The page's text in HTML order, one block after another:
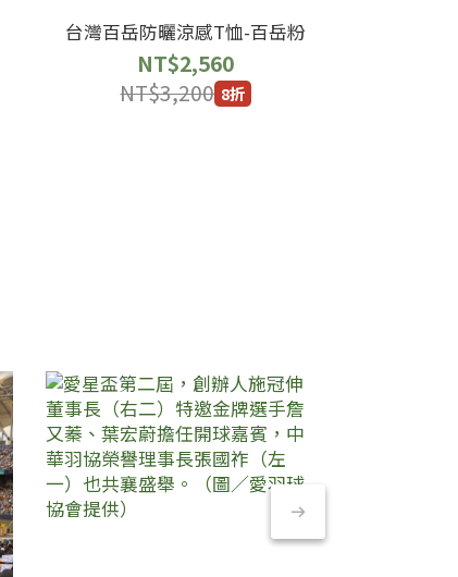
台灣百岳防曬涼感T恤-百岳粉
NT$2,560
NT$3,200 8折